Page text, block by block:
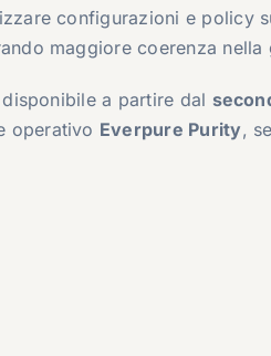
configurazioni e policy
maggiore coerenza
a partire dal
operativo Everpure Purity,